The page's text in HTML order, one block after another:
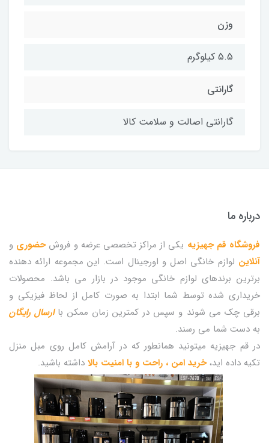
وزن
5.5 کیلوگرم
گارانتی
گارانتی اصالت و سلامت کالا
درباره ما
فروشگاه قم جهیزیه یکی از مراکز تخصصی عرضه و فروشحضوری و
آنلاین لوازم خانگی اصل و اورجینال است. این مجموعه ارائه دهنده
برترین برندهای لوازم خانگی موجود در بازار می باشد. محصولات
خریداری شده توسط شما ابتدا به صورت کامل از لحاظ فیزیکی و
برقی چک می شوند و سپس در کمترین زمان ممکن با ارسال رایگان
به دست شما می رسند.
در قم جهیزیه میتونید همانطور که در آرامش کامل روی مبل منزل
تکیه داده اید،خرید امن ، راحت و با امنیت بالا داشته باشید.